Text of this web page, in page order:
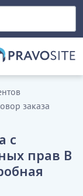
заказа
с
прав В